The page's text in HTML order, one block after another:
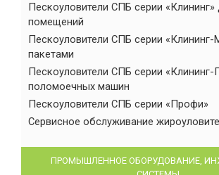
Пескоуловители СПБ серии «Клининг»
помещений
Пескоуловители СПБ серии «Клининг-
пакетами
Пескоуловители СПБ серии
поломоечных машин
Пескоуловители СПБ серии «Профи»
Сервисное обслуживание
ПРОМЫШЛЕННОЕ ОБОРУДОВАНИЕ,